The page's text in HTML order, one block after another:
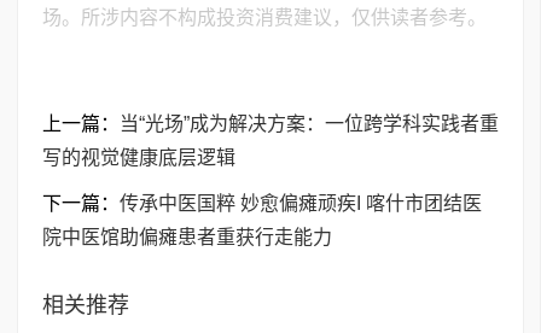
场。所涉内容不构成投资消费建议，仅供读者参考。
上一篇：
当“光场”成为解决方案：一位跨学科实践者重
写的视觉健康底层逻辑
下一篇： 传承中医国粹 妙愈偏瘫顽疾I 喀什市团结医
院中医馆助偏瘫患者重获行走能力
相关推荐